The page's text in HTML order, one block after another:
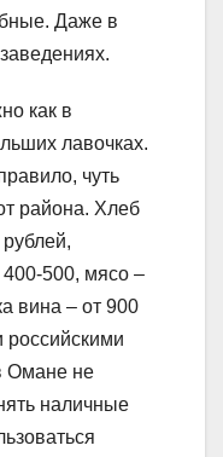
Даже в
как в
лавочках.
чуть
района. Хлеб
500, мясо –
вина – от 900
российскими
Омане не
наличные